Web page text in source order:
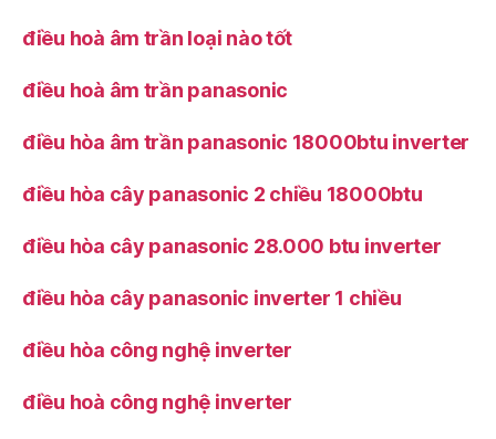
điều hoà âm trần loại nào tốt
điều hoà âm trần panasonic
điều hòa âm trần panasonic 18000btu inverter
điều hòa cây panasonic 2 chiều 18000btu
điều hòa cây panasonic 28.000 btu inverter
điều hòa cây panasonic inverter 1 chiều
điều hòa công nghệ inverter
điều hoà công nghệ inverter